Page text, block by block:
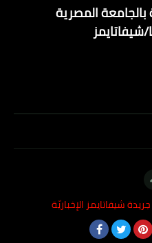
المصرية
جريدة شيفاتايمز الإخباريّة